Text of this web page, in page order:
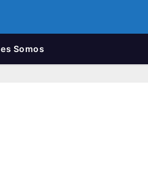
Somos